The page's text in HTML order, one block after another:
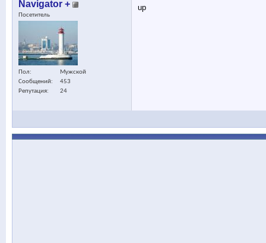
Navigator +
Посетитель
Пол
Мужской
Сообщений
453
Репутация
24
up